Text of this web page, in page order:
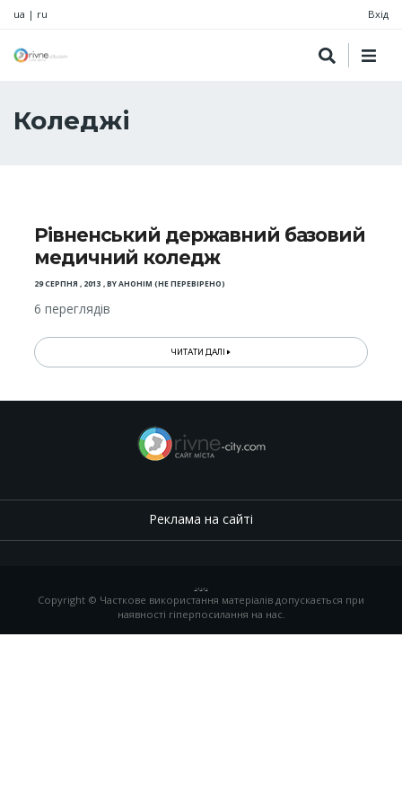
ua | ru Вхід
Коледжі
Рівненський державний базовий
медичний коледж
29 СЕРПНЯ , 2013 ,BYАНОНІМ (НЕ ПЕРЕВІРЕНО)
6 переглядів
ЧИТАТИ ДАЛІ
Реклама на сайті
, ,
Copyright © Часткове використання матеріалів допускається при
наявності гіперпосилання на нас.